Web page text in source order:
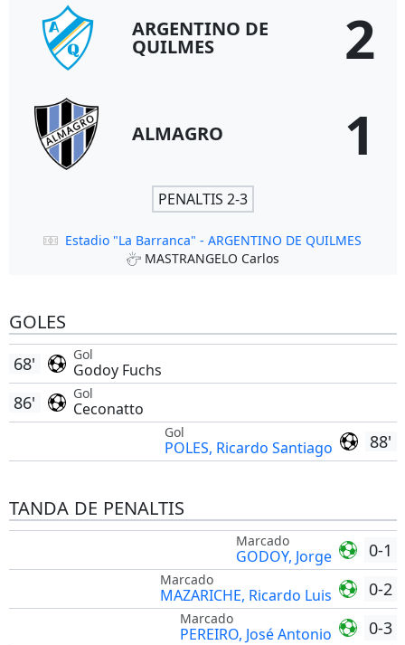
ARGENTINO DE
QUILMES 2
ALMAGRO 1
PENALTIS 2-3
Estadio "La Barranca" - ARGENTINO DE QUILMES
MASTRANGELO Carlos
GOLES
Gol
Godoy Fuchs
68'
Gol
Ceconatto
86'
88'
Gol
POLES, Ricardo Santiago
TANDA DE PENALTIS
0-1
Marcado
GODOY, Jorge
0-2
Marcado
MAZARICHE, Ricardo Luis
0-3
Marcado
PEREIRO, José Antonio